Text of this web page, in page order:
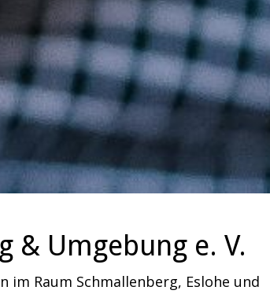
& Umgebung e. V.
Raum Schmallenberg, Eslohe und